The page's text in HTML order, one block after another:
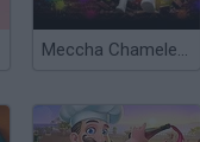
Meccha Chameleon